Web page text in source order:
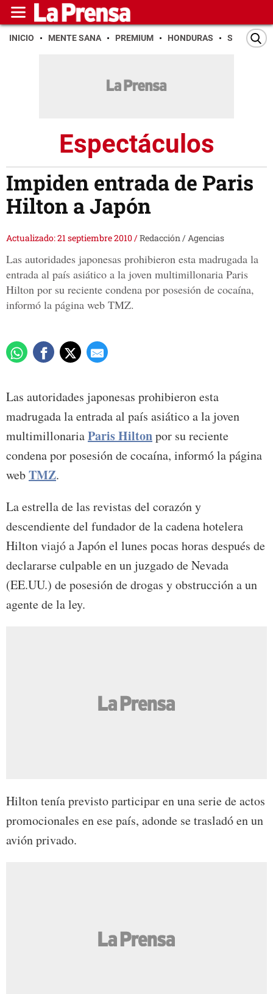
INICIO MENTE SANA PREMIUM HONDURAS SAN PEDRO
Espectáculos
Impiden entrada de Paris
Hilton a Japón
Actualizado: 21 septiembre 2010/Redacción / Agencias
Las autoridades japonesas prohibieron esta madrugada la
entrada al país asiático a la joven multimillonaria Paris
Hilton por su reciente condena por posesión de cocaína,
informó la página web TMZ.
Las autoridades japonesas prohibieron esta
madrugada la entrada al país asiático a la joven
multimillonariaParis Hiltonpor su reciente
condena por posesión de cocaína, informó la página
webTMZ.
La estrella de las revistas del corazón y
descendiente del fundador de la cadena hotelera
Hilton viajó a Japón el lunes pocas horas después de
declararse culpable en un juzgado de Nevada
(EE.UU.) de posesión de drogas y obstrucción a un
agente de la ley.
Hilton tenía previsto participar en una serie de actos
promocionales en ese país, adonde se trasladó en un
avión privado.